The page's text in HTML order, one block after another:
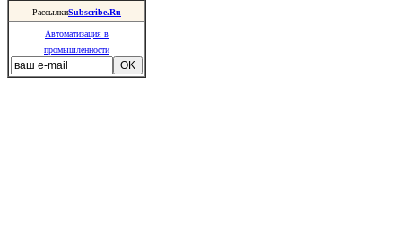
РассылкиSubscribe.Ru
Автоматизация в
промышленности